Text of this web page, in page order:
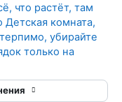
что растёт, там
Детская комната,
убирайте
только на